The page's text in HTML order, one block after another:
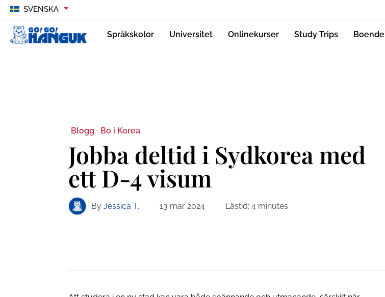
SVENSKA
Språkskolor Universitet Onlinekurser Study Trips Boende
Blogg · Bo i Korea
Jobba deltid i Sydkorea med
ett D-4 visum
By Jessica T. 13 mar 2024 Lästid: 4 minutes